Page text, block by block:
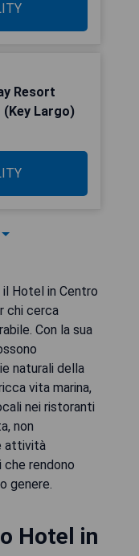
Resort
(Key Largo)
Hotel in Centro
chi cerca
Con la sua
naturali della
vita marina,
nei ristoranti
non
attività
rendono
genere.
Hotel in